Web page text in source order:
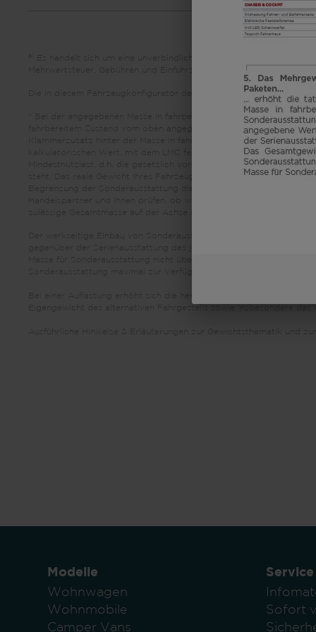
Mehrwertsteuer, Gebühren und Einfuhrzölle abweichen. Daher
Die in diesem Fahrzeugkonfigurator dargestellten Bilder dienen
* Bei der angegebenen Masse in fahrbereitem Zustand handelt es
fahrbereitem Zustand vom oben angegebenen Wert abweichen.
Klammerzusatz hinter der Masse in fahrbereitem Zustand
kalkulatorischen Wert, mit dem LMC festlegt, wieviel Gewicht für
Mindestnutzlast, d.h. die gesetzlich vorgeschriebene freie Masse
steht. Das reale Gewicht Ihres Fahrzeugs ab Werk kann erst bei
Bei einer Auflastung erhöht sich die herstellerseitig festgelegte
Modelle
Wohnwagen
Wohnmobile
Camper Vans
Service
Sofort